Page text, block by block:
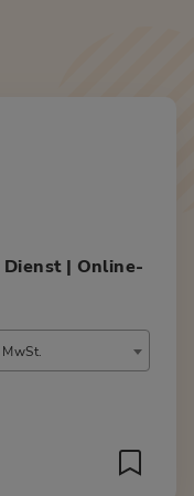
| Online-